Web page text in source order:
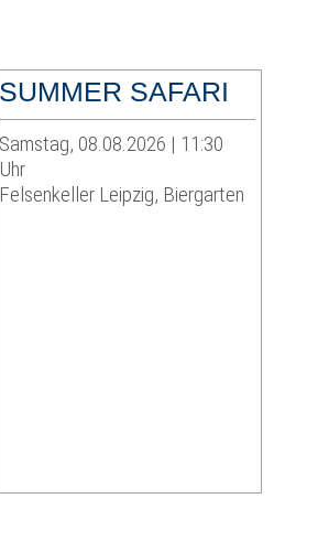
SUMMER SAFARI
Samstag, 08.08.2026 | 11:30
Uhr
Felsenkeller Leipzig, Biergarten